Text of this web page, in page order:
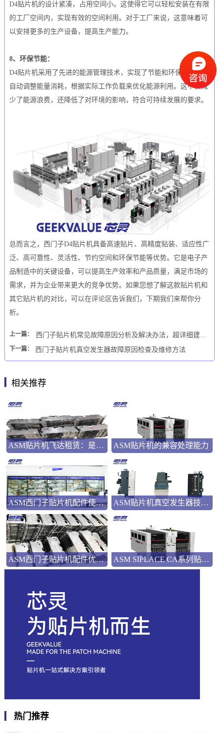
D4贴片机的设计紧凑，占用空间小。这使得它可以轻松安装在有限
的工厂空间内，实现有效的空间利用。对于工厂来说，这意味着可
以安排更多的生产设备，提高生产能力。
8、环保节能：
D4贴片机采用了先进的能源管理技术，实现了节能和环保。它可以
自动调整能量消耗，根据实际工作负载来优化能源利用。这不仅减
少了能源浪费，还降低了对环境的影响，符合可持续发展的要求。
总而言之，西门子D4贴片机具备高速贴片、高精度贴装、适应性广
泛、高可靠性、灵活性、节约空间和环保节能等优势。它是电子产
品制造中的关键设备，可以提高生产效率和产品质量，满足市场的
需求，并为企业带来更大的竞争优势。如果您想了解这款贴片机和
其它贴片机的对比，可以在评论区告诉我们，下期我们来帮你分
析。
上一篇： 西门子贴片机常见故障原因分析及解决办法，超详细建议收藏
下一篇： 西门子贴片机真空发生器故障原因检查及维修方法
相关推荐
ASM贴片机飞达租赁：是应急之选还是长远之策？ ASM贴片机的兼容处理能力
ASM西门子贴片机配件使用指南 ASM贴片机真空发生器技术解析
ASM西门子贴片机配件优势解析 ASM SIPLACE CA系列贴片机：融合SMT与芯片组装的技术解析
热门推荐